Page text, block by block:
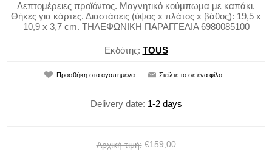
Λεπτομέρειες προϊόντος. Μαγνητικό κούμπωμα με καπάκι.
Θήκες για κάρτες. Διαστάσεις (ύψος x πλάτος x βάθος): 19,5 x
10,9 x 3,7 cm. ΤΗΛΕΦΩΝΙΚΗ ΠΑΡΑΓΓΕΛΙΑ 6980085100
Εκδότης: TOUS
Delivery date: 1-2 days
Αρχική τιμή: €159,00